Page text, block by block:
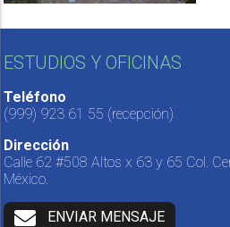
ESTUDIOS Y OFICINAS
Teléfono
(999) 923 61 55 (recepción)
Dirección
Calle 62 #508 Altos x 63 y 65 Col.
México.
ENVIAR MENSAJE